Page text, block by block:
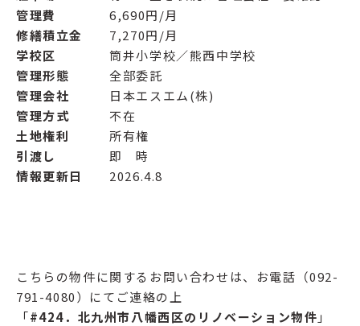
管理費6,690円/月
修繕積立金 7,270円/月
学校区筒井小学校／熊西中学校
管理形態全部委託
管理会社 日本エスエム(株)
管理方式
不在
土地権利 所有権
引渡し 即 時
情報更新日 2026.4.8
こちらの物件に関するお問い合わせは、お電話（092-
791-4080）にてご連絡の上
「#424．北九州市八幡西区のリノベーション物件 」